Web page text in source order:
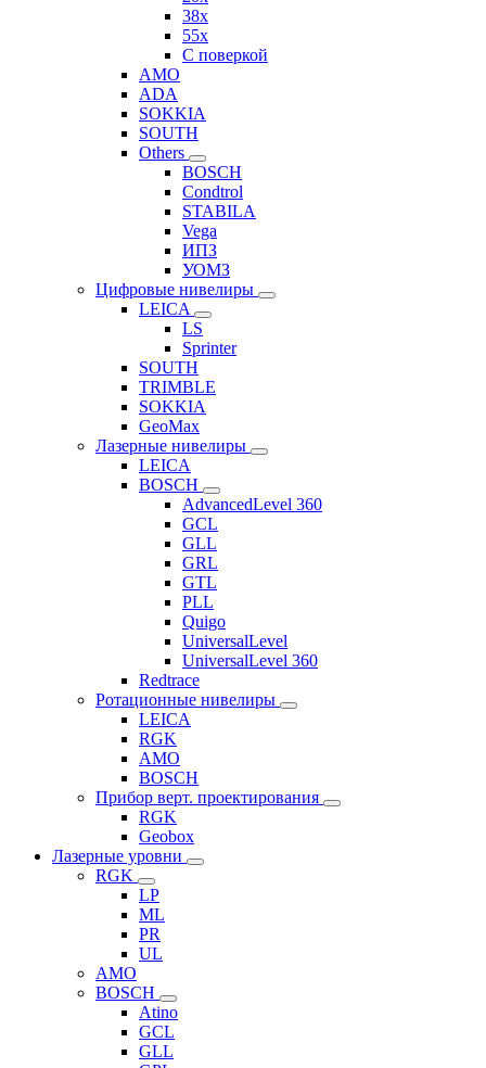
38x
55x
C поверкой
AMO
ADA
SOKKIA
SOUTH
Others
BOSCH
Condtrol
STABILA
Vega
ИПЗ
УОМЗ
Цифровые нивелиры
LEICA
LS
Sprinter
SOUTH
TRIMBLE
SOKKIA
GeoMax
Лазерные нивелиры
LEICA
BOSCH
AdvancedLevel 360
GCL
GLL
GRL
GTL
PLL
Quigo
UniversalLevel
UniversalLevel 360
Redtrace
Ротационные нивелиры
LEICA
RGK
AMO
BOSCH
Прибор верт. проектирования
RGK
Geobox
Лазерные уровни
RGK
LP
ML
PR
UL
AMO
BOSCH
Atino
GCL
GLL